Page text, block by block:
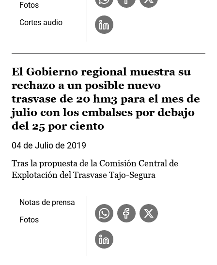
Fotos
Cortes audio
El Gobierno regional muestra su
rechazo a un posible nuevo
trasvase de 20 hm3 para el mes de
julio con los embalses por debajo
del 25 por ciento
04 de Julio de 2019
Tras la propuesta de la Comisión Central de
Explotación del Trasvase Tajo-Segura
Notas de prensa
Fotos